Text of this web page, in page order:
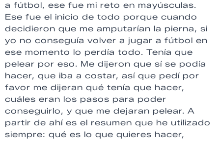
a fútbol, ese fue mi reto en mayúsculas.
Ese fue el inicio de todo porque cuando
decidieron que me amputarían la pierna, si
yo no conseguía volver a jugar a fútbol en
ese momento lo perdía todo. Tenía que
pelear por eso. Me dijeron que sí se podía
hacer, que iba a costar, así que pedí por
favor me dijeran qué tenía que hacer,
cuáles eran los pasos para poder
conseguirlo, y que me dejaran pelear. A
partir de ahí es el resumen que he utilizado
siempre: qué es lo que quieres hacer,